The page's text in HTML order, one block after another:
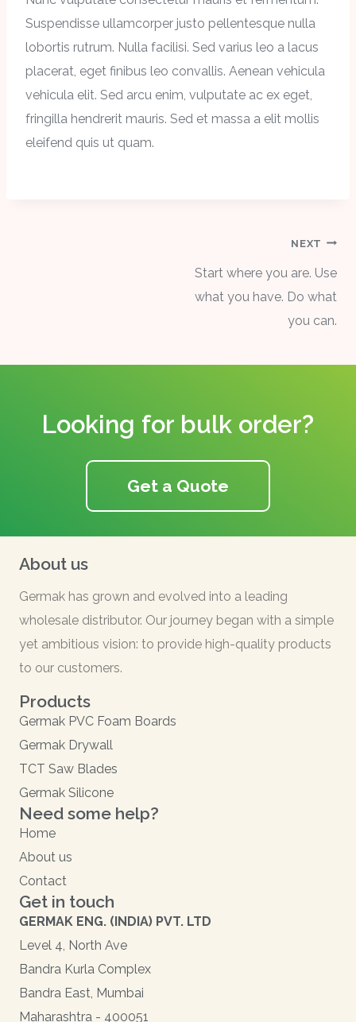
Suspendisse ullamcorper justo pellentesque nulla
lobortis rutrum. Nulla facilisi. Sed varius leo a lacus
placerat, eget finibus leo convallis. Aenean vehicula
vehicula elit. Sed arcu enim, vulputate ac ex eget,
fringilla hendrerit mauris. Sed et massa a elit mollis
eleifend quis ut quam.
NEXT
Start where you are. Use
what you have. Do what
you can.
Looking for bulk order?
Get a Quote
About us
Germak has grown and evolved into a leading
wholesale distributor. Our journey began with a simple
yet ambitious vision: to provide high-quality products
to our customers.
Products
Germak PVC Foam Boards
Germak Drywall
TCT Saw Blades
Germak Silicone
Need some help?
Home
About us
Contact
Get in touch
GERMAK ENG. (INDIA) PVT. LTD
Level 4, North Ave
Bandra Kurla Complex
Bandra East, Mumbai
Maharashtra - 400051